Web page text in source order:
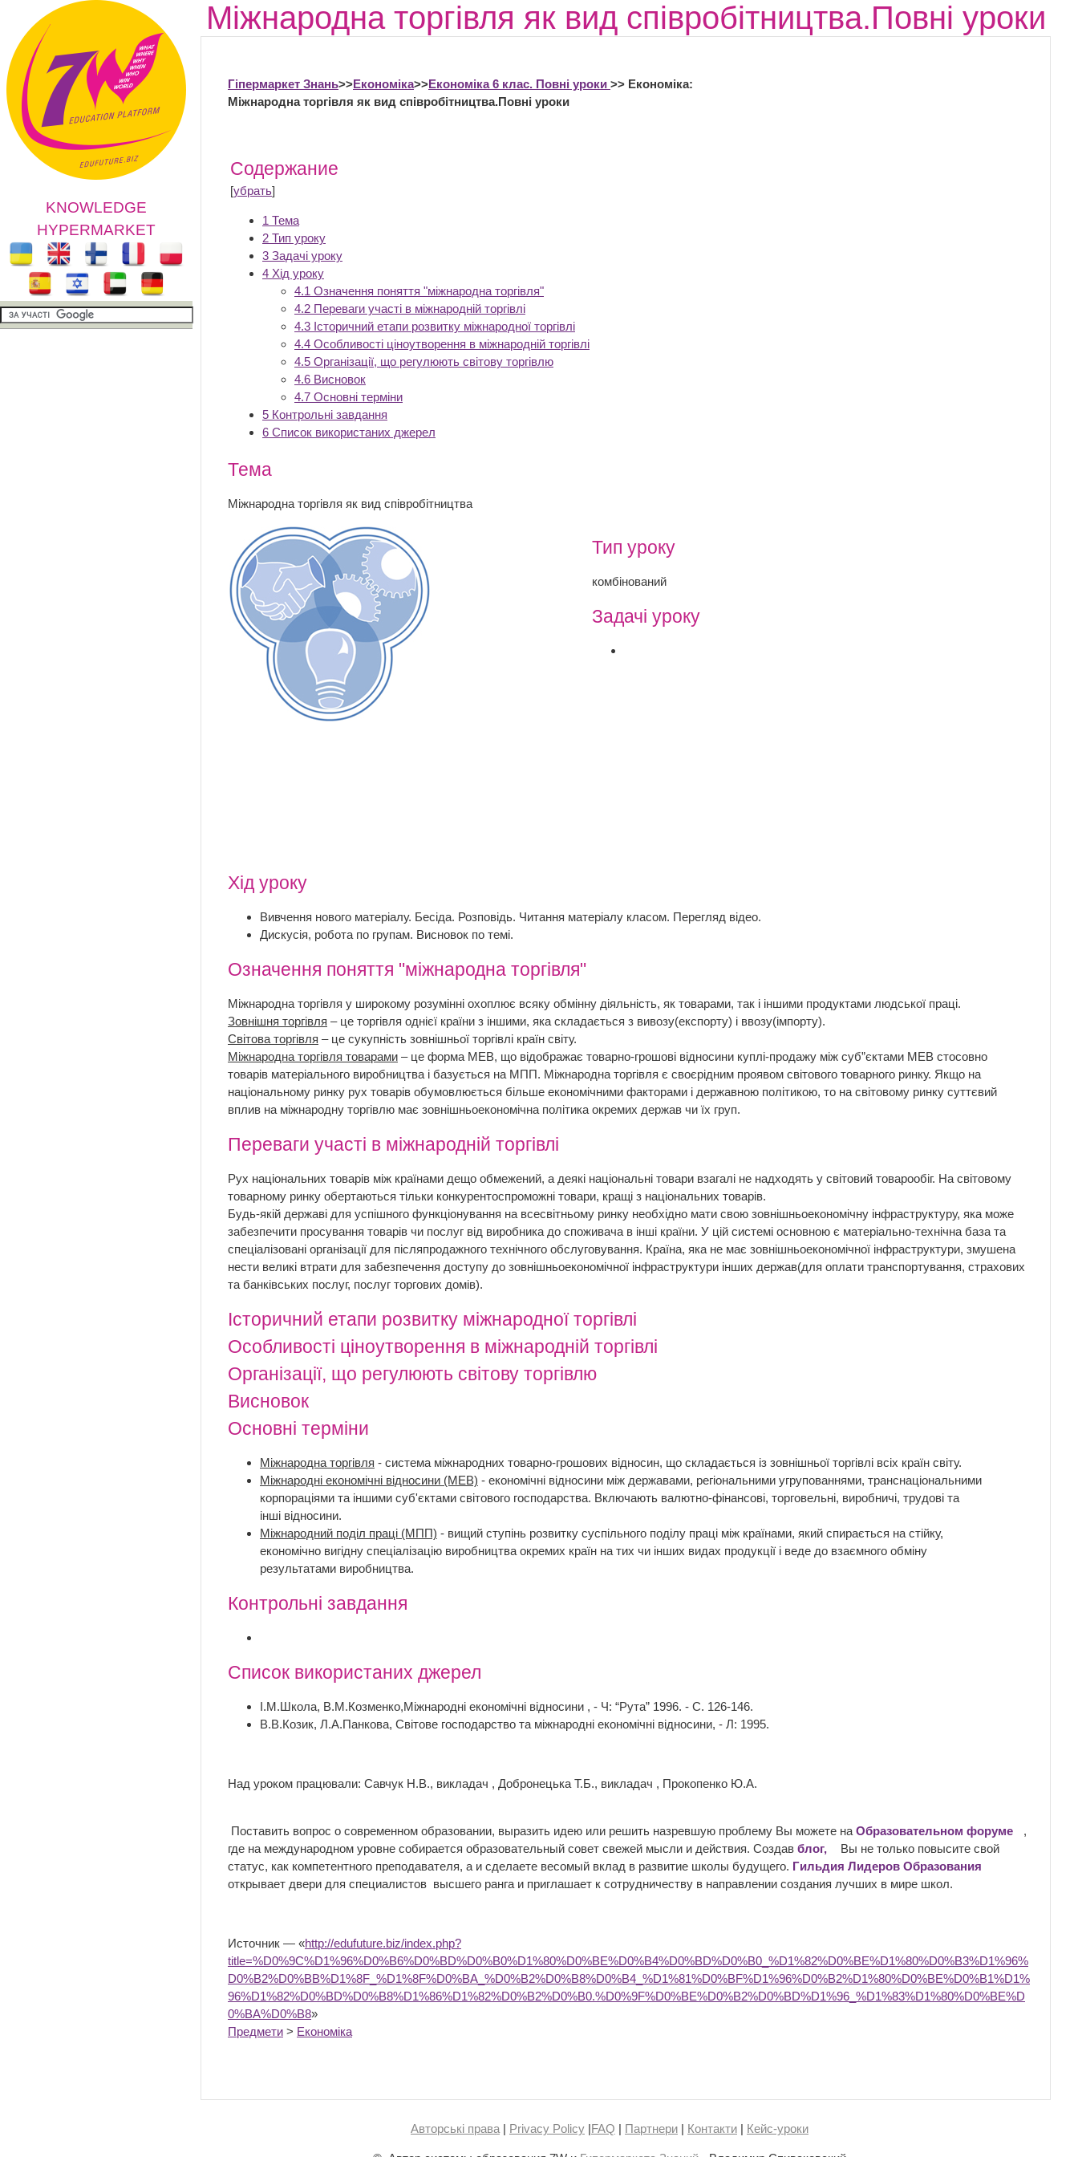
KNOWLEDGE
HYPERMARKET
Міжнародна торгівля як вид співробітництва.Повні уроки
Гіпермаркет Знань>>Економіка>>Економіка 6 клас. Повні уроки >> Економіка:
Міжнародна торгівля як вид співробітництва.Повні уроки
Содержание
[убрать]
1 Тема
2 Тип уроку
3 Задачі уроку
4 Хід уроку
4.1 Означення поняття "міжнародна торгівля"
4.2 Переваги участі в міжнародній торгівлі
4.3 Історичний етапи розвитку міжнародної торгівлі
4.4 Особливості ціноутворення в міжнародній торгівлі
4.5 Організації, що регулюють світову торгівлю
4.6 Висновок
4.7 Основні терміни
5 Контрольні завдання
6 Список використаних джерел
Тема
Міжнародна торгівля як вид співробітництва
Тип уроку
комбінований
Задачі уроку
Хід уроку
Вивчення нового матеріалу. Бесіда. Розповідь. Читання матеріалу класом. Перегляд відео.
Дискусія, робота по групам. Висновок по темі.
Означення поняття "міжнародна торгівля"
Міжнародна торгівля у широкому розумінні охоплює всяку обмінну діяльність, як товарами, так і іншими продуктами людської праці.
Зовнішня торгівля – це торгівля однієї країни з іншими, яка складається з вивозу(експорту) і ввозу(імпорту).
Світова торгівля – це сукупність зовнішньої торгівлі країн світу.
Міжнародна торгівля товарами – це форма МЕВ, що відображає товарно-грошові відносини куплі-продажу між суб”єктами МЕВ стосовно
товарів матеріального виробництва і базується на МПП. Міжнародна торгівля є своєрідним проявом світового товарного ринку. Якщо на
національному ринку рух товарів обумовлюється більше економічними факторами і державною політикою, то на світовому ринку суттєвий
вплив на міжнародну торгівлю має зовнішньоекономічна політика окремих держав чи їх груп.
Переваги участі в міжнародній торгівлі
Рух національних товарів між країнами дещо обмежений, а деякі національні товари взагалі не надходять у світовий товарообіг. На світовому
товарному ринку обертаються тільки конкурентоспроможні товари, кращі з національних товарів.
Будь-якій державі для успішного функціонування на всесвітньому ринку необхідно мати свою зовнішньоекономічну інфраструктуру, яка може
забезпечити просування товарів чи послуг від виробника до споживача в інші країни. У цій системі основною є матеріально-технічна база та
спеціалізовані організації для післяпродажного технічного обслуговування. Країна, яка не має зовнішньоекономічної інфраструктури, змушена
нести великі втрати для забезпечення доступу до зовнішньоекономічної інфраструктури інших держав(для оплати транспортування, страхових
та банківських послуг, послуг торгових домів).
Історичний етапи розвитку міжнародної торгівлі
Особливості ціноутворення в міжнародній торгівлі
Організації, що регулюють світову торгівлю
Висновок
Основні терміни
Міжнародна торгівля - система міжнародних товарно-грошових відносин, що складається із зовнішньої торгівлі всіх країн світу.
Міжнародні економічні відносини (МЕВ) - економічні відносини між державами, регіональними угрупованнями, транснаціональними
корпораціями та іншими суб'єктами світового господарства. Включають валютно-фінансові, торговельні, виробничі, трудові та
інші відносини.
Міжнародний поділ праці (МПП) - вищий ступінь розвитку суспільного поділу праці між країнами, який спирається на стійку,
економічно вигідну спеціалізацію виробництва окремих країн на тих чи інших видах продукції і веде до взаємного обміну
результатами виробництва.
Контрольні завдання
Список використаних джерел
І.М.Школа, В.М.Козменко,Міжнародні економічні відносини , - Ч: “Рута” 1996. - С. 126-146.
В.В.Козик, Л.А.Панкова, Світове господарство та міжнародні економічні відносини, - Л: 1995.
Над уроком працювали: Савчук Н.В., викладач , Добронецька Т.Б., викладач , Прокопенко Ю.А.
Поставить вопрос о современном образовании, выразить идею или решить назревшую проблему Вы можете на Образовательном форуме
,
где на международном уровне собирается образовательный совет свежей мысли и действия. Создав блог,
Вы не только повысите свой
статус, как компетентного преподавателя, а и сделаете весомый вклад в развитие школы будущего. Гильдия Лидеров Образования
открывает двери для специалистов высшего ранга и приглашает к сотрудничеству в направлении создания лучших в мире школ.
Источник — «http://edufuture.biz/index.php?
title=%D0%9C%D1%96%D0%B6%D0%BD%D0%B0%D1%80%D0%BE%D0%B4%D0%BD%D0%B0_%D1%82%D0%BE%D1%80%D0%B3%D1%96%
D0%B2%D0%BB%D1%8F_%D1%8F%D0%BA_%D0%B2%D0%B8%D0%B4_%D1%81%D0%BF%D1%96%D0%B2%D1%80%D0%BE%D0%B1%D1%
96%D1%82%D0%BD%D0%B8%D1%86%D1%82%D0%B2%D0%B0.%D0%9F%D0%BE%D0%B2%D0%BD%D1%96_%D1%83%D1%80%D0%BE%D
0%BA%D0%B8»
Предмети > Економіка
Авторські права | Privacy Policy |FAQ | Партнери | Контакти | Кейс-уроки